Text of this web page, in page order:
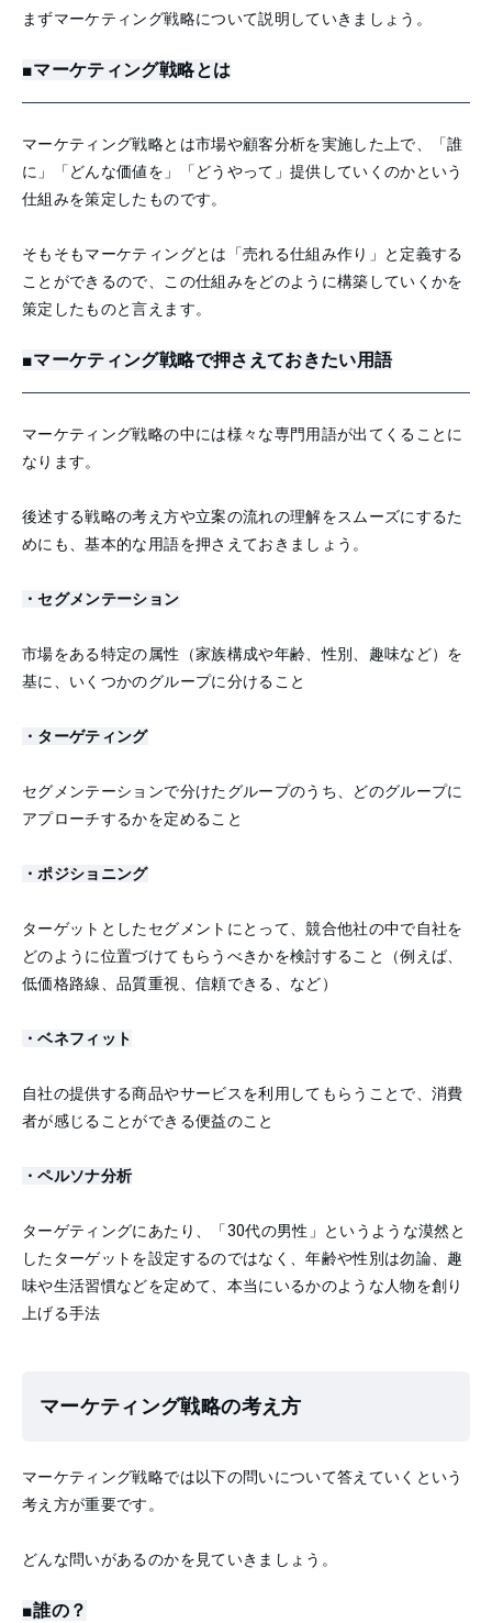
まずマーケティング戦略について説明していきましょう。
■マーケティング戦略とは
マーケティング戦略とは市場や顧客分析を実施した上で、「誰
に」「どんな価値を」「どうやって」提供していくのかという
仕組みを策定したものです。
そもそもマーケティングとは「売れる仕組み作り」と定義する
ことができるので、この仕組みをどのように構築していくかを
策定したものと言えます。
■マーケティング戦略で押さえておきたい用語
マーケティング戦略の中には様々な専門用語が出てくることに
なります。
後述する戦略の考え方や立案の流れの理解をスムーズにするた
めにも、基本的な用語を押さえておきましょう。
・セグメンテーション
市場をある特定の属性（家族構成や年齢、性別、趣味など）を
基に、いくつかのグループに分けること
・ターゲティング
セグメンテーションで分けたグループのうち、どのグループに
アプローチするかを定めること
・ポジショニング
ターゲットとしたセグメントにとって、競合他社の中で自社を
どのように位置づけてもらうべきかを検討すること（例えば、
低価格路線、品質重視、信頼できる、など）
・ベネフィット
自社の提供する商品やサービスを利用してもらうことで、消費
者が感じることができる便益のこと
・ペルソナ分析
ターゲティングにあたり、「30代の男性」というような漠然と
したターゲットを設定するのではなく、年齢や性別は勿論、趣
味や生活習慣などを定めて、本当にいるかのような人物を創り
上げる手法
マーケティング戦略の考え方
マーケティング戦略では以下の問いについて答えていくという
考え方が重要です。
どんな問いがあるのかを見ていきましょう。
■誰の？